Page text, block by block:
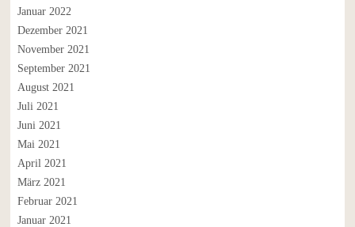
Januar 2022
Dezember 2021
November 2021
September 2021
August 2021
Juli 2021
Juni 2021
Mai 2021
April 2021
März 2021
Februar 2021
Januar 2021